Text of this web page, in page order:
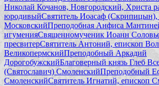
Николай Кочанов, Новгородский, Христа
юродивыйСвятитель Иоасаф (Скрипицын),
МосковскийПреподобная Анфиса
игуменияСвященномученик Иоанн
пресвитерСвятитель Антоний, епископ
ВеликопермскийПреподобный Аркадий
ДорогобужскийБлаговерный князь Глеб
(Святославич) СмоленскийПреподобный
СмоленскийСвятитель Игнатий, епископ